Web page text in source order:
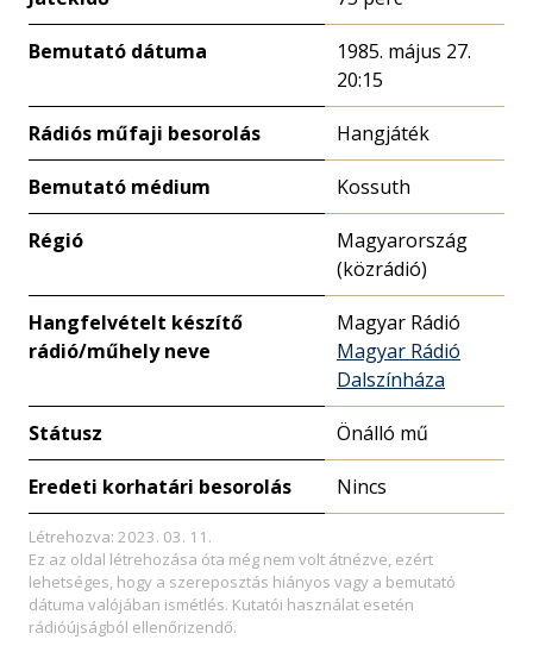
Bemutató dátuma
1985. május 27.
20:15
Rádiós műfaji besorolás Hangjáték
Bemutató médium Kossuth
Régió
Magyarország
(közrádió)
Hangfelvételt készítő
rádió/műhely neve
Magyar Rádió
Magyar Rádió
Dalszínháza
Státusz Önálló mű
Eredeti korhatári besorolás Nincs
Létrehozva: 2023. 03. 11.
Ez az oldal létrehozása óta még nem volt átnézve, ezért
lehetséges, hogy a szereposztás hiányos vagy a bemutató
dátuma valójában ismétlés. Kutatói használat esetén
rádióújságból ellenőrizendő.